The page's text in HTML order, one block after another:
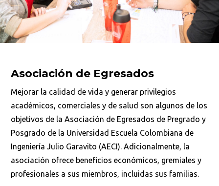
Asociación de Egresados
Mejorar la calidad de vida y generar privilegios
académicos, comerciales y de salud son algunos de los
objetivos de la Asociación de Egresados de Pregrado y
Posgrado de la Universidad Escuela Colombiana de
Ingeniería Julio Garavito (AECI). Adicionalmente, la
asociación ofrece beneficios económicos, gremiales y
profesionales a sus miembros, incluidas sus familias.